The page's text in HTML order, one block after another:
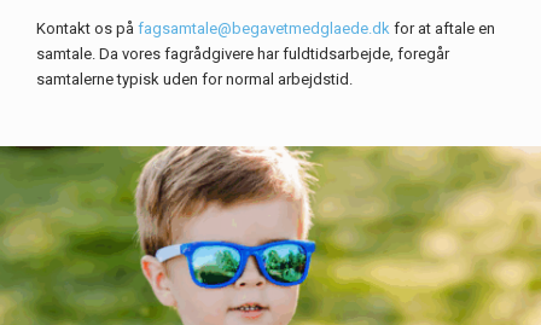
Kontakt os på fagsamtale@begavetmedglaede.dk for at aftale en
samtale. Da vores fagrådgivere har fuldtidsarbejde, foregår
samtalerne typisk uden for normal arbejdstid.